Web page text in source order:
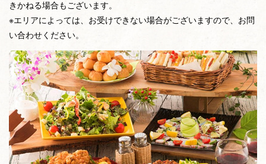
きかねる場合もございます。
※エリアによっては、お受けできない場合がございますので、お問
い合わせください。